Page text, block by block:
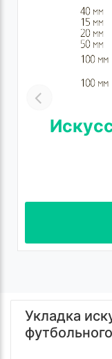
Укладка